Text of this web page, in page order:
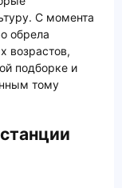
С момента
обрела
возрастов,
подборке и
тому